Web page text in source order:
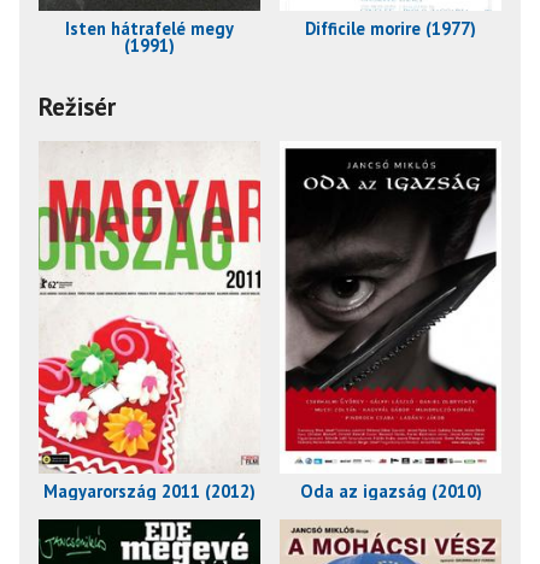
Isten hátrafelé megy
(1991)
Difficile morire (1977)
Režisér
Magyarország 2011 (2012) Oda az igazság (2010)